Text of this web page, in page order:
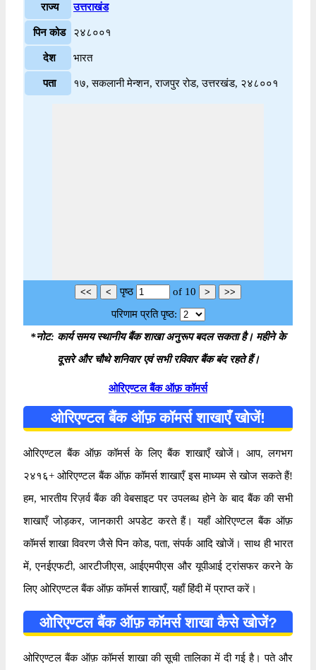
राज्य उत्तराखंड
पिन कोड २४८००१
देश भारत
पता १७, सकलानी मेन्शन, राजपुर रोड, उत्तरखंड, २४८००१
पृष्ठ of 10
परिणाम प्रति पृष्ठ:
*नोट: कार्य समय स्थानीय बैंक शाखा अनुरूप बदल सकता है। महीने के
दूसरे और चौथे शनिवार एवं सभी रविवार बैंक बंद रहते हैं।
ओरिएण्टल बैंक ऑफ़ कॉमर्स
ओरिएण्टल बैंक ऑफ़ कॉमर्स शाखाएँ खोजें!
ओरिएण्टल बैंक ऑफ़ कॉमर्स के लिए बैंक शाखाएँ खोजें। आप, लगभग
२४१६+ ओरिएण्टल बैंक ऑफ़ कॉमर्स शाखाएँ इस माध्यम से खोज सकते हैं!
हम, भारतीय रिज़र्व बैंक की वेबसाइट पर उपलब्ध होने के बाद बैंक की सभी
शाखाएँ जोड़कर, जानकारी अपडेट करते हैं। यहाँ ओरिएण्टल बैंक ऑफ़
कॉमर्स शाखा विवरण जैसे पिन कोड, पता, संपर्क आदि खोजें। साथ ही भारत
में, एनईएफटी, आरटीजीएस, आईएमपीएस और यूपीआई ट्रांसफर करने के
लिए ओरिएण्टल बैंक ऑफ़ कॉमर्स शाखाएँ, यहाँ हिंदी में प्राप्त करें।
ओरिएण्टल बैंक ऑफ़ कॉमर्स शाखा कैसे खोजें?
ओरिएण्टल बैंक ऑफ़ कॉमर्स शाखा की सूची तालिका में दी गई है। पते और